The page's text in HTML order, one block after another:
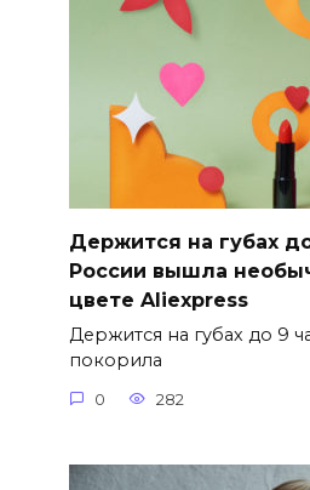
Держится на губах
России вышла
цвете Aliexpress
Держится на губах до 9
покорила
0 282